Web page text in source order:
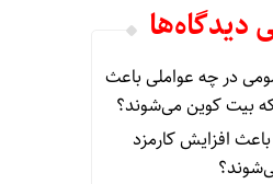
دیدگاه‌ها
درچه عواملی باعث
بیت کوین می‌شوند؟
افزایش کارمزد